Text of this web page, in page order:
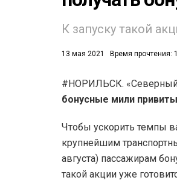
К запуску такой
13 мая 2021 Время прочтения:
#НОРИЛЬСК. «Северный
бонусные мили
Чтобы ускорить темпы
крупнейшим
августа) пассажирам
такой акции уже